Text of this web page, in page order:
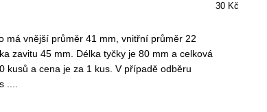
má vnější průměr 41 mm, vnitřní průměr 22
zavitu 45 mm. Délka tyčky je 80 mm a celková
kusů a cena je za 1 kus. V případě odběru
30 Kč